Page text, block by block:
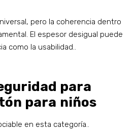
pero la coherencia dentro
El espesor desigual puede
como la usabilidad..
para
para niños
en esta categoría..